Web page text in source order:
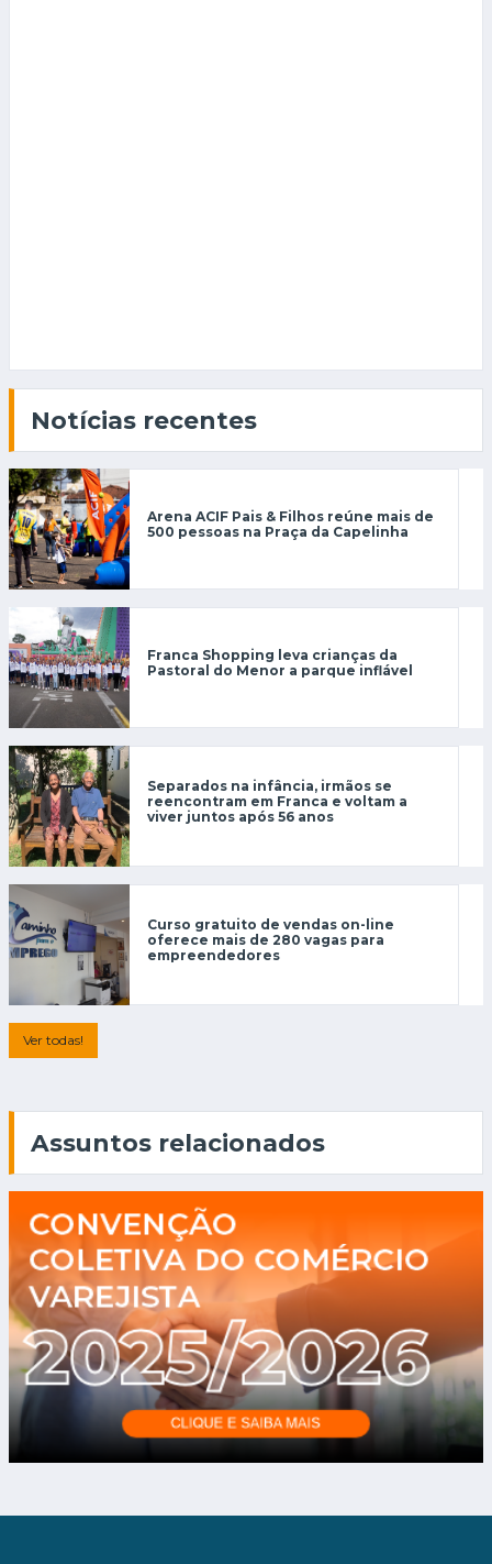
Notícias recentes
Arena ACIF Pais & Filhos reúne mais de
500 pessoas na Praça da Capelinha
Franca Shopping leva crianças da
Pastoral do Menor a parque inflável
Separados na infância, irmãos se
reencontram em Franca e voltam a
viver juntos após 56 anos
Curso gratuito de vendas on-line
oferece mais de 280 vagas para
empreendedores
Ver todas!
Assuntos relacionados